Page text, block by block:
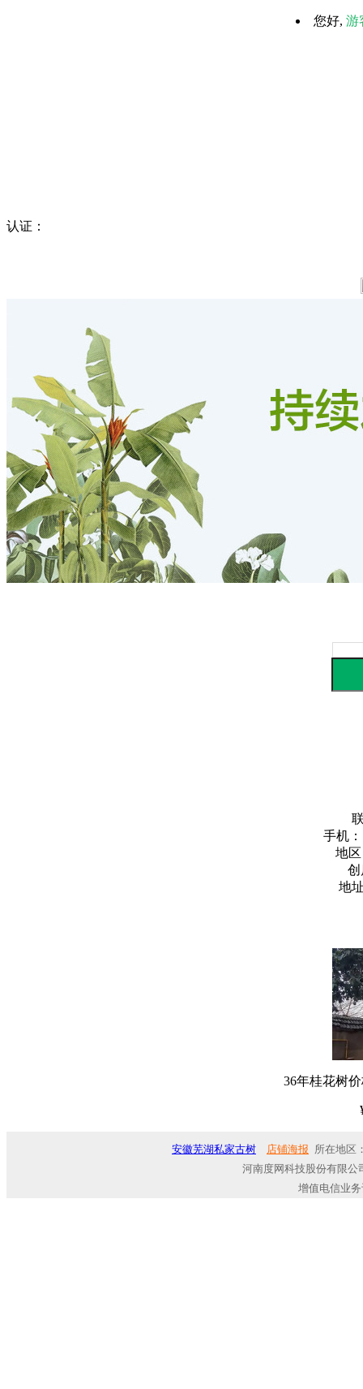
您好, 游
认证：
手机：
地
创
地
36年桂花树
安徽芜湖私家古树 店铺海报 所在地区
河南度网科技股份有限
增值电信业